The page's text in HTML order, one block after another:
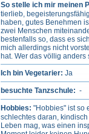
So stelle ich mir meinen
tierlieb,
haben, gutes Benehmen
zwei Menschen
bestenfalls so, dass es
mich allerdings nicht
hat. Wer das völlig
Ich bin Vegetarier: Ja
besuchte Tanzschule: -
Hobbies: "Hobbies" ist so
schlechtes daran,
Leben mag, was einen